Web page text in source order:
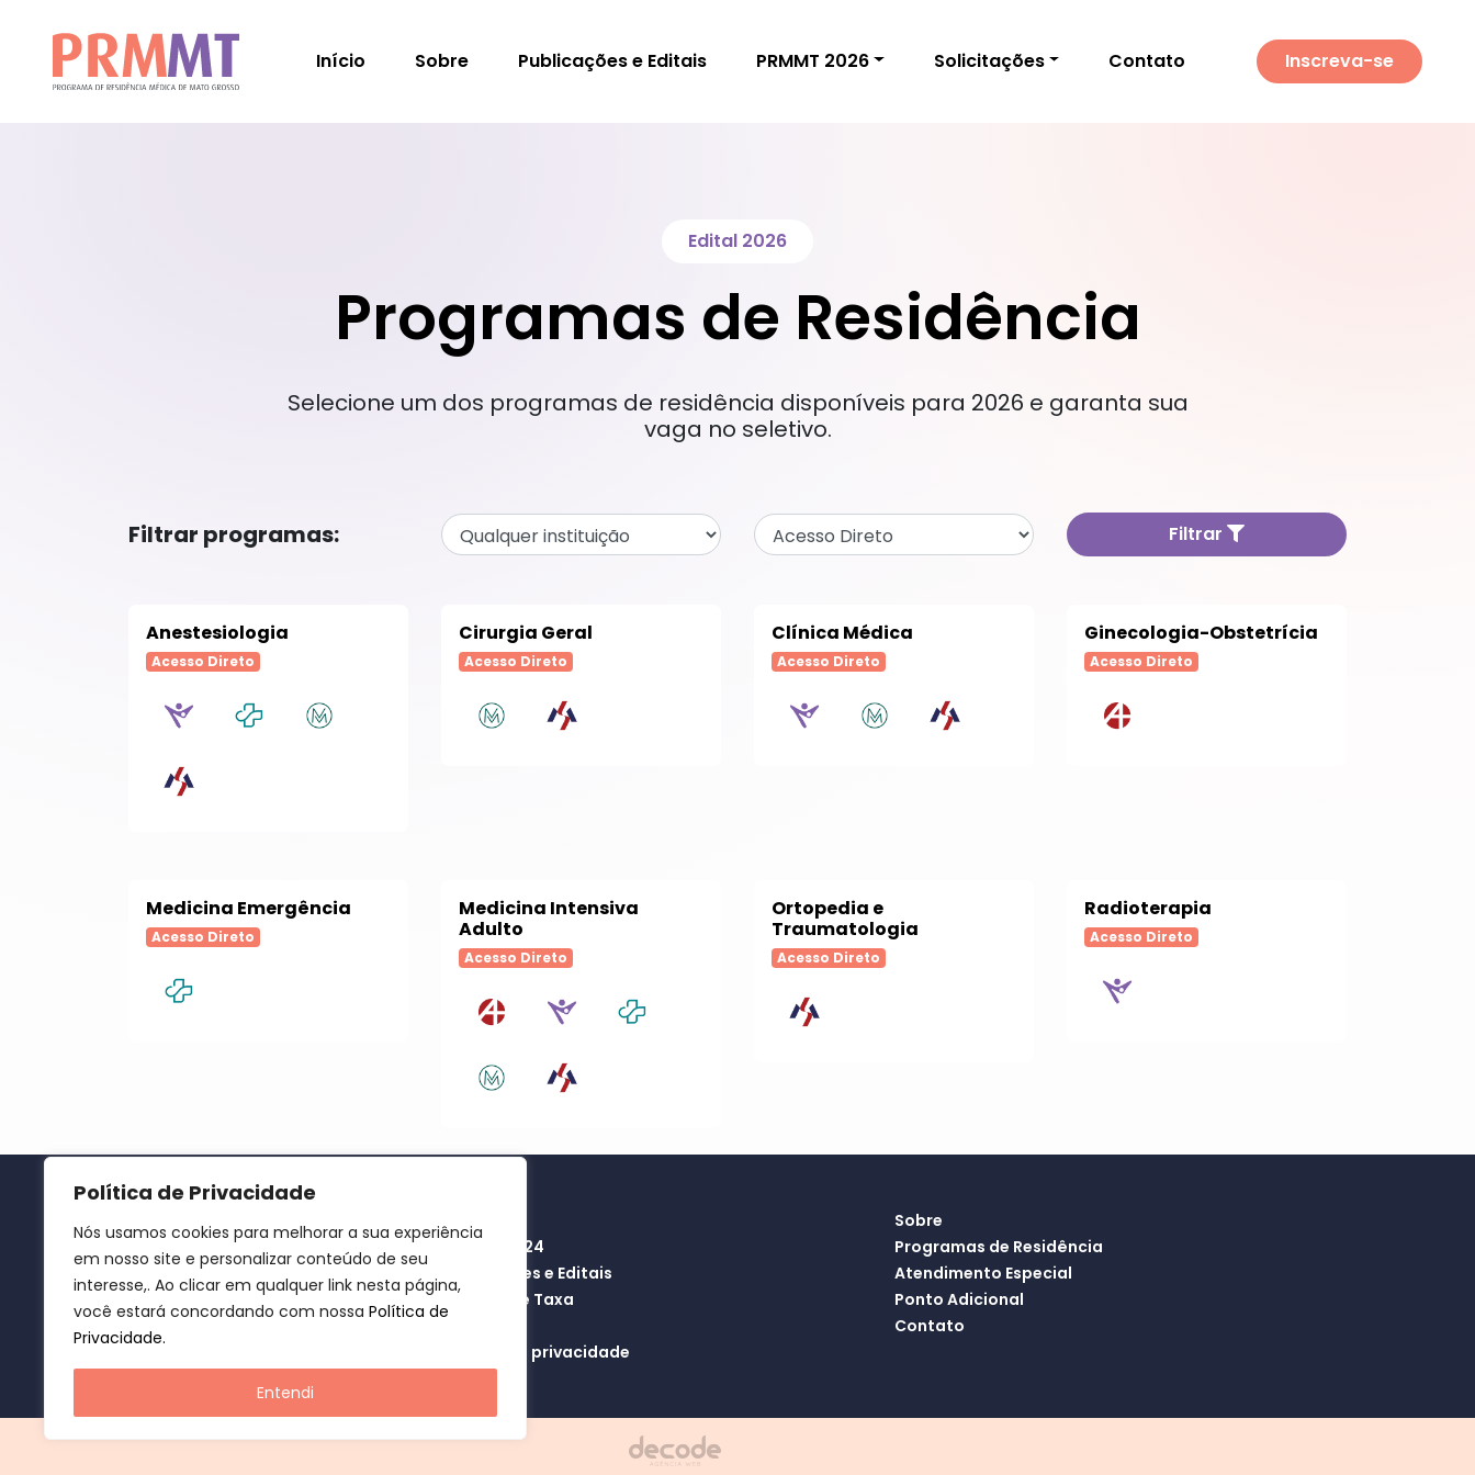
Política de Privacidade
Nós usamos cookies para melhorar a sua experiência
em nosso site e personalizar conteúdo de seu
interesse,. Ao clicar em qualquer link nesta página,
você estará concordando com nossa Política de
Privacidade.
Entendi
Início Sobre Publicações e Editais PRMMT 2026 Solicitações Contato Inscreva-se
Edital 2026
Programas de Residência
Selecione um dos programas de residência disponíveis para 2026 e garanta sua
vaga no seletivo.
Filtrar programas: Filtrar
Anestesiologia
Acesso Direto
Cirurgia Geral
Acesso Direto
Clínica Médica
Acesso Direto
Ginecologia-Obstetrícia
Acesso Direto
Medicina Emergência
Acesso Direto
Medicina Intensiva
Adulto
Acesso Direto
Ortopedia e
Traumatologia
Acesso Direto
Radioterapia
Acesso Direto
Instagram
Início
Sobre
PRMMT 2024
Programas de Residência
Publicações e Editais
Atendimento Especial
Isenção de Taxa
Ponto Adicional
Contato
Política de privacidade